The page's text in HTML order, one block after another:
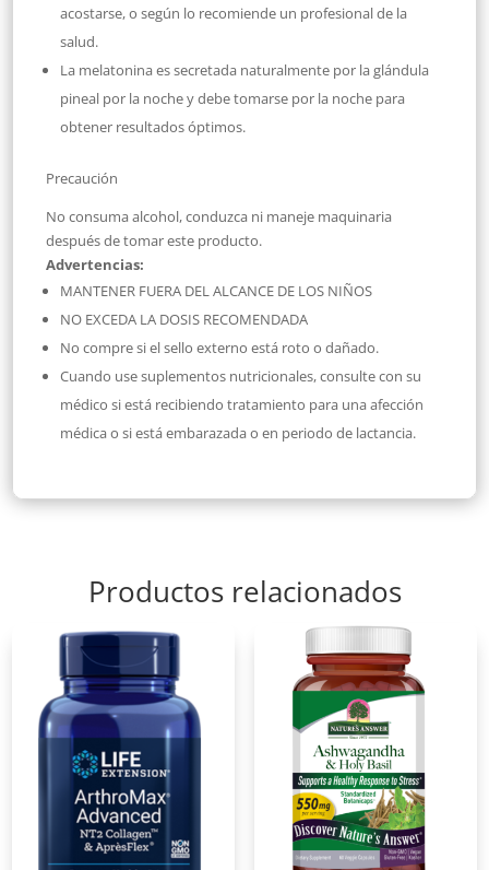
acostarse, o según lo recomiende un profesional de la
salud.
La melatonina es secretada naturalmente por la glándula
pineal por la noche y debe tomarse por la noche para
obtener resultados óptimos.
Precaución
No consuma alcohol, conduzca ni maneje maquinaria
después de tomar este producto.
Advertencias:
MANTENER FUERA DEL ALCANCE DE LOS NIÑOS
NO EXCEDA LA DOSIS RECOMENDADA
No compre si el sello externo está roto o dañado.
Cuando use suplementos nutricionales, consulte con su
médico si está recibiendo tratamiento para una afección
médica o si está embarazada o en periodo de lactancia.
Productos relacionados